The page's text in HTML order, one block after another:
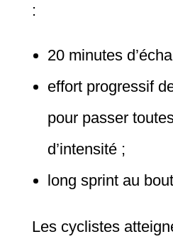
:
20 minutes
effort progressif
pour passer
d’intensité ;
long sprint au
Les cyclistes